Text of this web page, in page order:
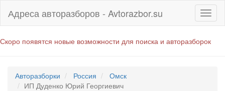
Адреса авторазборов - Avtorazbor.su
Скоро появятся новые возможности для поиска и авторазборок
Авторазборки Россия
Омск
ИП Дуденко Юрий Георгиевич